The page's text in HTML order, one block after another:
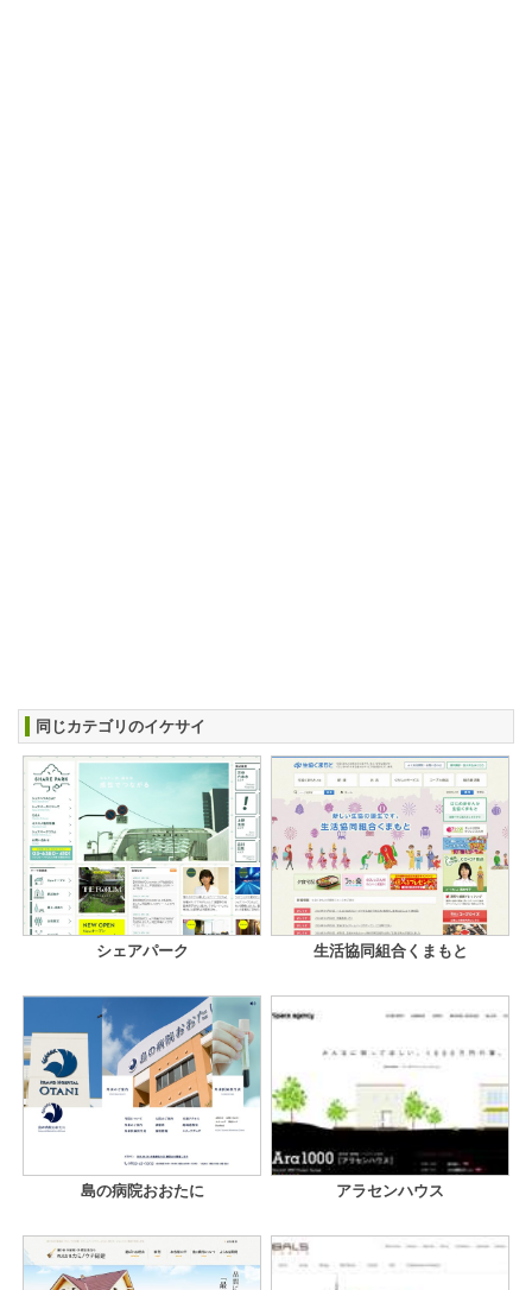
同じカテゴリのイケサイ
シェアパーク 生活協同組合くまもと
島の病院おおたに アラセンハウス